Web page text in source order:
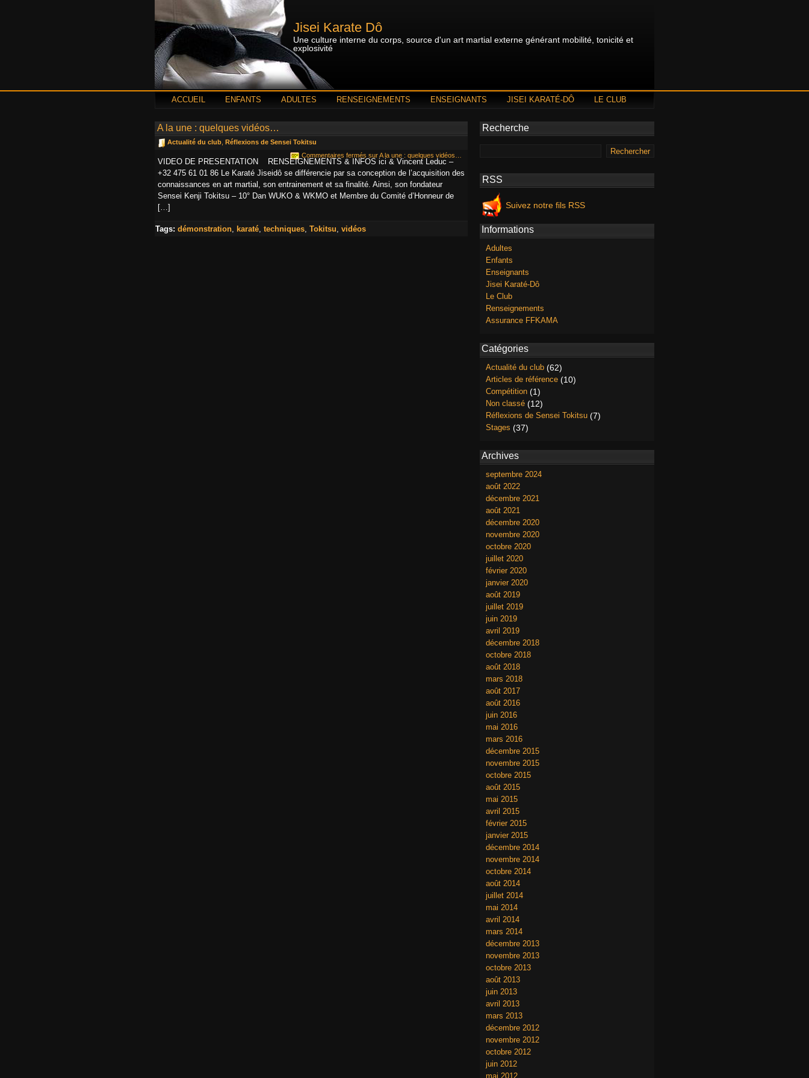
Jisei Karate Dô
Une culture interne du corps, source d'un art martial externe générant mobilité, tonicité et
explosivité
ACCUEIL ENFANTS ADULTES RENSEIGNEMENTS ENSEIGNANTS JISEI KARATÉ-DÔ LE CLUB
A la une : quelques vidéos…
Actualité du club Réflexions de Sensei Tokitsu
Commentaires fermés sur A la une : quelques vidéos…
VIDEO DE PRESENTATION RENSEIGNEMENTS & INFOS ici & Vincent Leduc –
+32 475 61 01 86 Le Karaté Jiseidô se différencie par sa conception de l’acquisition des
connaissances en art martial, son entrainement et sa finalité. Ainsi, son fondateur
Sensei Kenji Tokitsu – 10° Dan WUKO & WKMO et Membre du Comité d’Honneur de
[…]
Tags: démonstration, karaté, techniques, Tokitsu, vidéos
Recherche
RSS
Suivez notre fils RSS
Informations
Adultes
Enfants
Enseignants
Jisei Karaté-Dô
Le Club
Renseignements
Assurance FFKAMA
Catégories
Actualité du club (62)
Articles de référence (10)
Compétition (1)
Non classé (12)
Réflexions de Sensei Tokitsu (7)
Stages (37)
Archives
septembre 2024
août 2022
décembre 2021
août 2021
décembre 2020
novembre 2020
octobre 2020
juillet 2020
février 2020
janvier 2020
août 2019
juillet 2019
juin 2019
avril 2019
décembre 2018
octobre 2018
août 2018
mars 2018
août 2017
août 2016
juin 2016
mai 2016
mars 2016
décembre 2015
novembre 2015
octobre 2015
août 2015
mai 2015
avril 2015
février 2015
janvier 2015
décembre 2014
novembre 2014
octobre 2014
août 2014
juillet 2014
mai 2014
avril 2014
mars 2014
décembre 2013
novembre 2013
octobre 2013
août 2013
juin 2013
avril 2013
mars 2013
décembre 2012
novembre 2012
octobre 2012
juin 2012
mai 2012